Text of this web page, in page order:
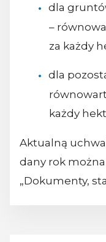
dla
–
za każdy
dla
każdy
Aktualną
dany rok
„Dokumenty,